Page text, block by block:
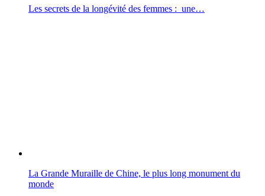
Les secrets de la longévité des femmes : une…
La Grande Muraille de Chine, le plus long monument du
monde